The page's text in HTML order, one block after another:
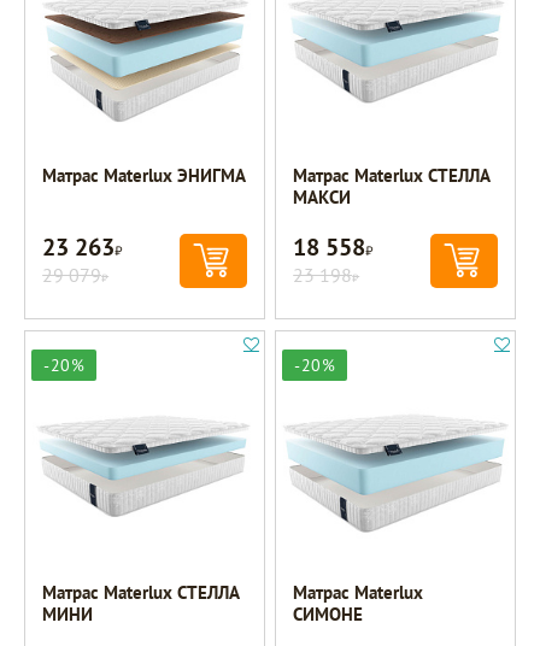
Матрас Materlux ЭНИГМА
23 263Р
29 079Р
Матрас Materlux СТЕЛЛА
МАКСИ
18 558Р
23 198Р
-20%
Матрас Materlux СТЕЛЛА
МИНИ
-20%
Матрас Materlux
СИМОНЕ